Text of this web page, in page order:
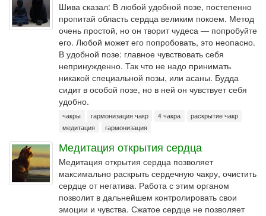
Шива сказал: В любой удобной позе, постепенно
пропитай область сердца великим покоем. Метод
очень простой, но он творит чудеса — попробуйте
его. Любой может его попробовать, это неопасно.
В удобной позе: главное чувствовать себя
непринужденно. Так что не надо принимать
никакой специальной позы, или асаны. Будда
сидит в особой позе, но в ней он чувствует себя
удобно.
чакры гармонизация чакр 4 чакра
раскрытие чакр
медитация
гармонизация
Медитация открытия сердца
Медитация открытия сердца позволяет
максимально раскрыть сердечную чакру, очистить
сердце от негатива. Работа с этим органом
позволит в дальнейшем контролировать свои
эмоции и чувства. Сжатое сердце не позволяет